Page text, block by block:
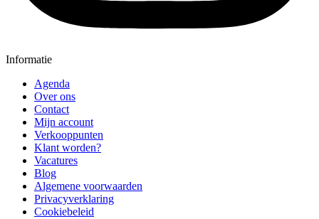
Informatie
Agenda
Over ons
Contact
Mijn account
Verkooppunten
Klant worden?
Vacatures
Blog
Algemene voorwaarden
Privacyverklaring
Cookiebeleid